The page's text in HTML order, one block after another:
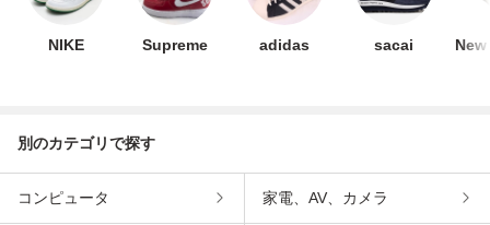
NIKE Supreme adidas sacai
別のカテゴリで探す
コンピュータ 家電、AV、カメラ